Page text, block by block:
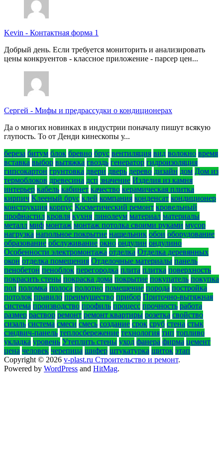
Kevin - Контактная форма 1
Добрый день. Если требуется мониторить и анализировать
цены конкруентов - классное приложение - парсер цен...
Сергей - Мифы и предрассудки о кондиционерах
Да о многих новинках в индустрии поначалу пишут всякую
глупость. То от Денди кинескопы у...
береза битум блок бревно брус вентиляция вид волокно время
вставка выбор вытяжка гвоздь генератор гидроизоляция
гипсокартон грунтовка двери дверь дерево дизайн дом Дом из
термоблоков древесина дсп значение Изделия из камня
интерьер кабель кабинет качество керамическая плитка
кирпич Клееный брус клей компания конденсат кондиционер
конструкция корпус Косметический ремонт кровельный
профнастил кровля кухня линолеум материал материалы
металл миф монтаж монтаж потолка своими руками мусор
нагрузка напольное покрытие нащельник обои оборудование
образование обслуживание окно ондулин ондулино
Особенности электромонтажа отделка Отделка деревянных
окон отделка помещения Отделочные материалы панель
пенобетон пеноблок перегородка плита плитка поверхность
покрасить стены покраска дома покрытие покупатель покупка
пол поломка полоса полотно помещение порода постройка
потолок правило преимущество прибор Приточно-вытяжная
система производство профиль процесс прочность работа
размер раствор ремонт ремонт квартиры розетка свойство
сизаль система смеси смесь создание срок сруб стена стык
сэндвич-панель теплосбережение технология тип топливо
укладка уровень Утеплить стены уход фанера фирма цемент
цена человек черепица шифер штукатурка щиток этап
Copyright © 2026 v-plast.ru Строительство и ремонт.
Powered by WordPress and HitMag.